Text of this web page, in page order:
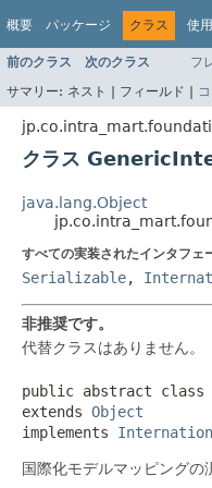
概要 パッケージ クラス 使用
前のクラス 次のクラス フ
サマリー: ネスト | フィールド |
クラス
java.lang.Object
すべての実装されたインタフェ
Serializable,
非推奨です。
代替クラスはありません。
public abstract class
extends Object
implements
国際化モデルマッピングの